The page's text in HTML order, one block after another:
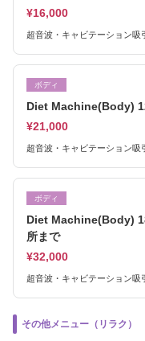
¥16,000
超音波・キャビテーション吸
ボディ
Diet Machine(Body)
¥21,000
超音波・キャビテーション吸
ボディ
Diet Machine(Body)
所まで
¥32,000
超音波・キャビテーション吸
その他メニュー（リラク）